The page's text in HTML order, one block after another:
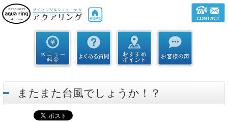
またまた台風でしょうか！？